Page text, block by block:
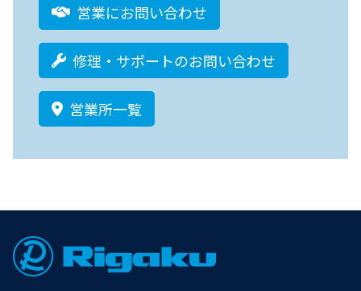
営業にお問い合わせ
修理・サポートのお問い合わせ
営業所一覧
Footer